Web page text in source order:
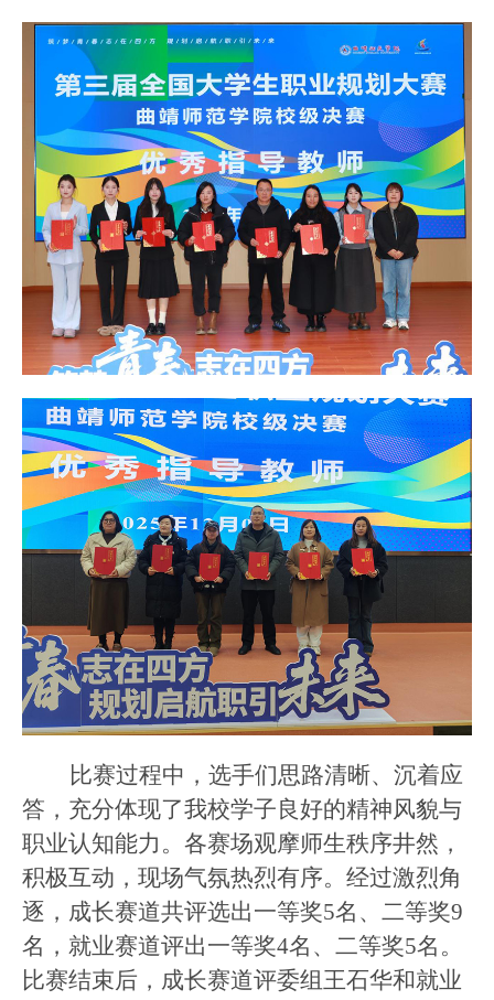
比赛过程中，选手们思路清晰、沉着应
答，充分体现了我校学子良好的精神风貌与
职业认知能力 。各赛场观摩师生秩序井然 ，
积极互动，现场气氛热烈有序。 经过激烈角
逐，成长赛道共评选出一等奖5名、二等奖9
名 ， 就业赛道评出一等奖4名、二等奖5名。
比赛结束后，成长赛道评委组王石华和就业